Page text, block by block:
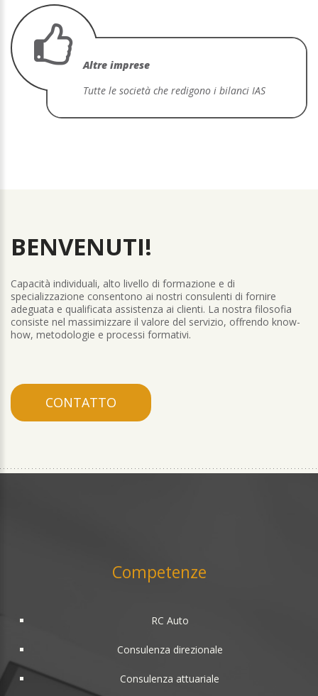
Altre imprese
Tutte le società che redigono i bilanci IAS
BENVENUTI!
Capacità individuali, alto livello di formazione e di
specializzazione consentono ai nostri consulenti di fornire
adeguata e qualificata assistenza ai clienti. La nostra filosofia
consiste nel massimizzare il valore del servizio, offrendo know-
how, metodologie e processi formativi.
CONTATTO
Competenze
RC Auto
Consulenza direzionale
Consulenza attuariale